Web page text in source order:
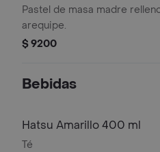
Pastel de masa madre
arequipe.
$ 9200
Bebidas
Hatsu Amarillo 400 ml
Té